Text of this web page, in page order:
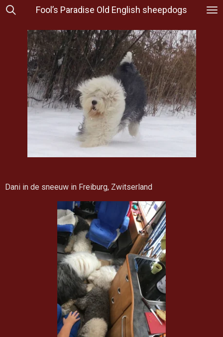
Ga
hoofdinhoud
Fool’s Paradise Old English sheepdogs
Dani in de sneeuw in Freiburg, Zwitserland